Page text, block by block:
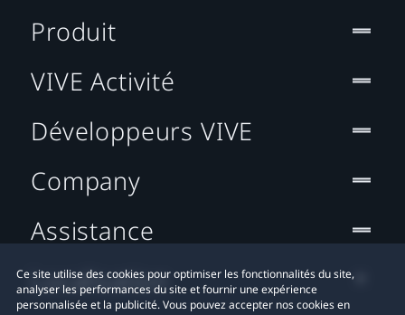
Ce site utilise des cookies pour optimiser les fonctionnalités du site,
analyser les performances du site et fournir une expérience
personnalisée et la publicité. Vous pouvez accepter nos cookies en
Produit
VIVE Activité
Développeurs VIVE
Company
Assistance
Localisation